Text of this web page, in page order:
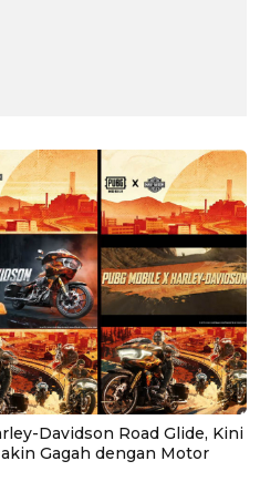
Davidson Road Glide, Kini
Gagah dengan Motor